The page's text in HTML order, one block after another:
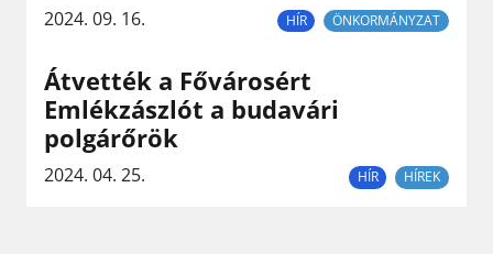
2024. 09. 16. HÍR ÖNKORMÁNYZAT
Átvették a Fővárosért
Emlékzászlót a budavári
polgárőrök
2024. 04. 25. HÍR HÍREK